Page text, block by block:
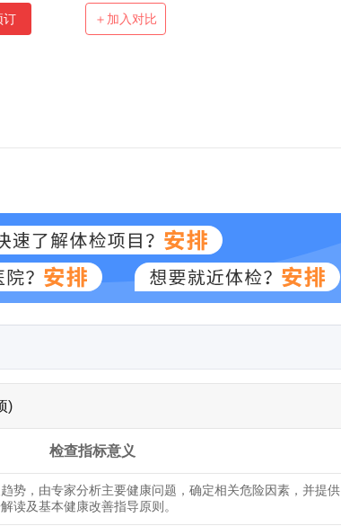
订 ＋加入对比
)
检查指标意义
势，由专家分析主要健康问题，确定相关危险因素，并提供
读及基本健康改善指导原则。